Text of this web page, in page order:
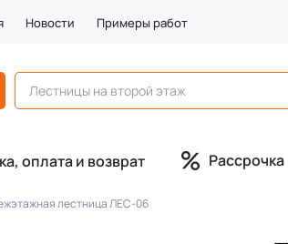
Новости Примеры работ
оплата и возврат Рассрочка
лестница ЛЕС-06